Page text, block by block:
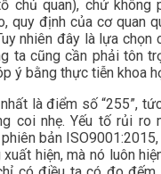
chủ quan), chứ không
quy định của cơ quan
nhiên đây là lựa chọn
ta cũng cần phải tôn
ý bằng thực tiễn khoa
là điểm số “255”,
coi nhẹ. Yếu tố rủi ro
bản
hiện, mà nó luôn